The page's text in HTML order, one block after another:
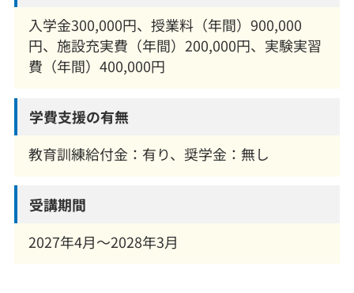
入学金300,000円、授業料（年間）900,000
円、施設充実費（年間）200,000円、実験実習
費（年間）400,000円
学費支援の有無
教育訓練給付金：有り、奨学金：無し
受講期間
2027年4月～2028年3月